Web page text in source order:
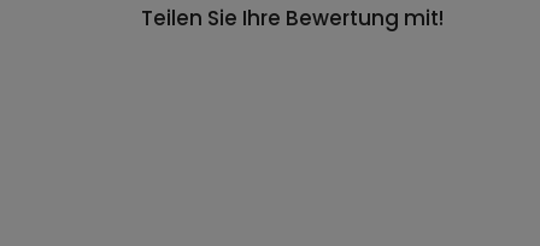
Teilen Sie Ihre Bewertung mit!